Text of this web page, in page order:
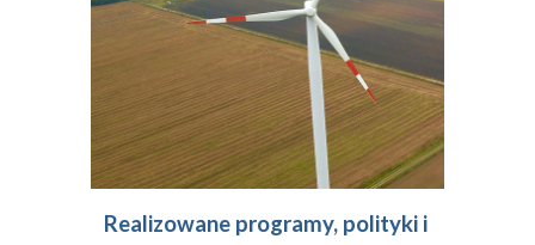
Realizowane programy, polityki i